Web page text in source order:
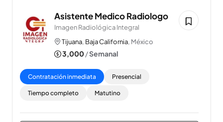
Asistente Medico Radiologo
Imagen Radiológica Integral
Tijuana, Baja California, México
3,000/Semanal
Contratación inmediata Presencial
Tiempo completo Matutino